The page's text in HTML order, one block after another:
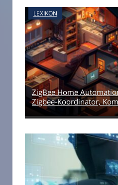
LEXIKON
ZigBee Home
Zigbee-Koordinator,